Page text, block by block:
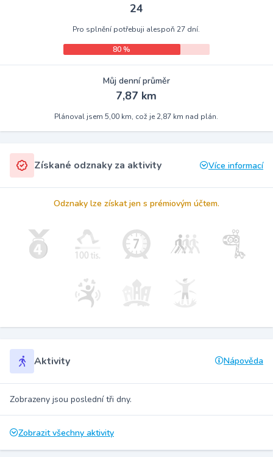
24
Pro splnění potřebuji alespoň 27 dní.
80 %
Můj denní průměr
7,87 km
Plánoval jsem 5,00 km, což je 2,87 km nad plán.
Získané odznaky za aktivity Více informací
Odznaky lze získat jen s prémiovým účtem.
Aktivity Nápověda
Zobrazeny jsou poslední tři dny.
Zobrazit všechny aktivity